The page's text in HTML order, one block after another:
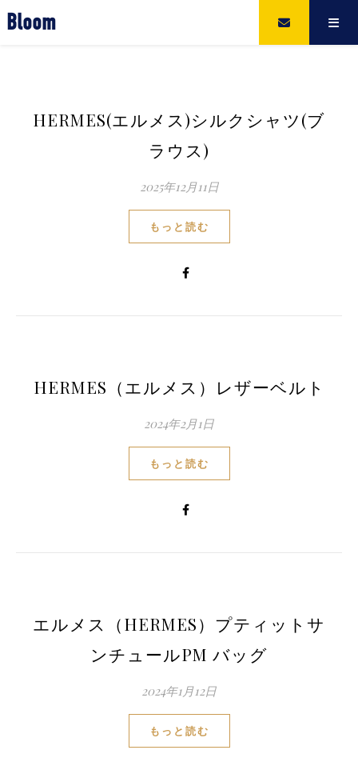
Bloom
HERMES(エルメス)シルクシャツ(ブ
ラウス)
2025年12月11日
もっと読む
HERMES（エルメス）レザーベルト
2024年2月1日
もっと読む
エルメス（HERMES）プティットサ
ンチュールPM バッグ
2024年1月12日
もっと読む